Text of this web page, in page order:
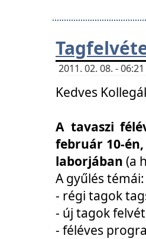
2011. 02. 08. -
Kedves
A tavaszi
február 10-
laborjában (a
A gyűlés témái:
- régi tagok
- új tagok
- féléves